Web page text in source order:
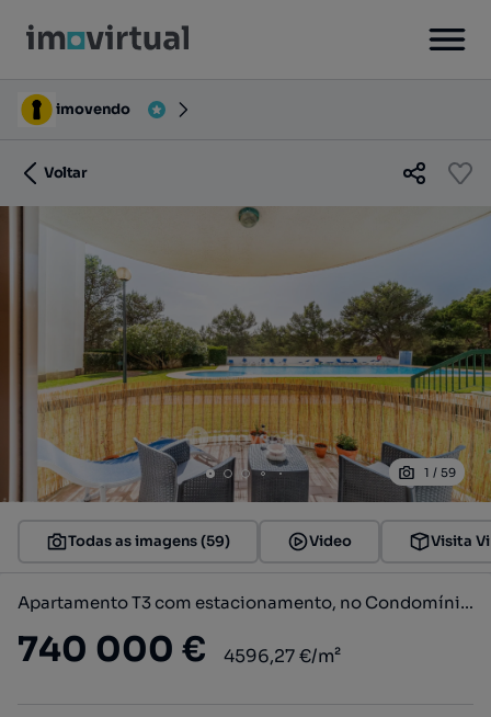
imovendo
Voltar
1 / 59
Todas as imagens (59) Video Visita
Apartamento T3 com estacionamento, no Condomínio Jardim da Lomba
740 000 € 4596,27 €/m²